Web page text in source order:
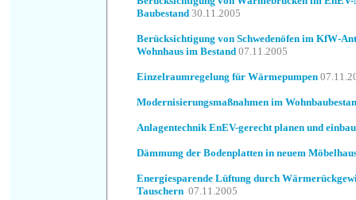
Baubestand 30.11.2005
Berücksichtigung von Schwedenöfen im KfW-
Wohnhaus im Bestand 07.11.2005
Einzelraumregelung für Wärmepumpen
Modernisierungsmaßnahmen im
Anlagentechnik EnEV-gerecht planen und
Dämmung der Bodenplatten in neuem
Energiesparende Lüftung durch
Tauschern 07.11.2005